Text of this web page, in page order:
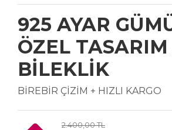
925 AYAR
ÖZEL
BİLEKLİK
BİREBİR ÇİZİM + HIZLI KARGO
2.400,00 TL